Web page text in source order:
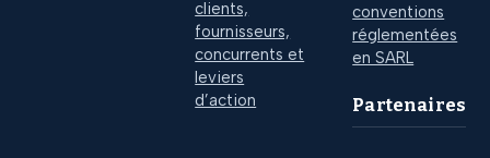
clients,
fournisseurs,
concurrents et
leviers
d’action
conventions
réglementées
en SARL
Partenaires